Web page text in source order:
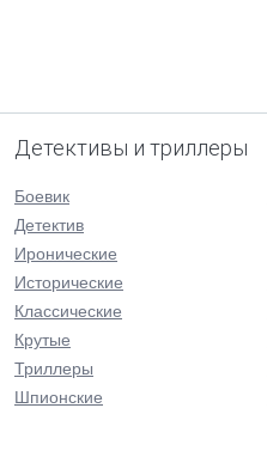
Детективы и триллеры
Боевик
Детектив
Иронические
Исторические
Классические
Крутые
Триллеры
Шпионские